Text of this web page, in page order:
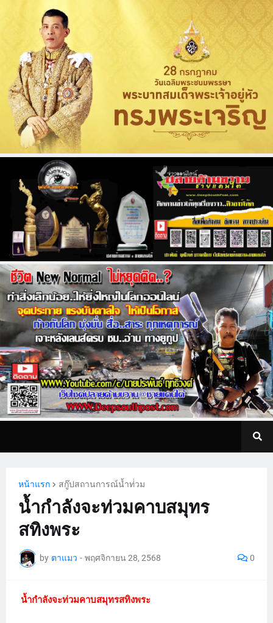
หน้าแรก สกู๊ปสถานการณ์น้ำท่่วม
น้ำกำลังจะท่วมคาบสมุทร
สทิงพระ
by ตาแมว - พฤศจิกายน 28, 2568 0
น้ำกำลังจะท่วมคาบสมุทรสทิงพระ